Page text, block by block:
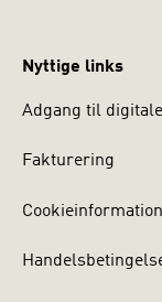
Nyttige links
Adgang til
Fakturering
Cookieinformation